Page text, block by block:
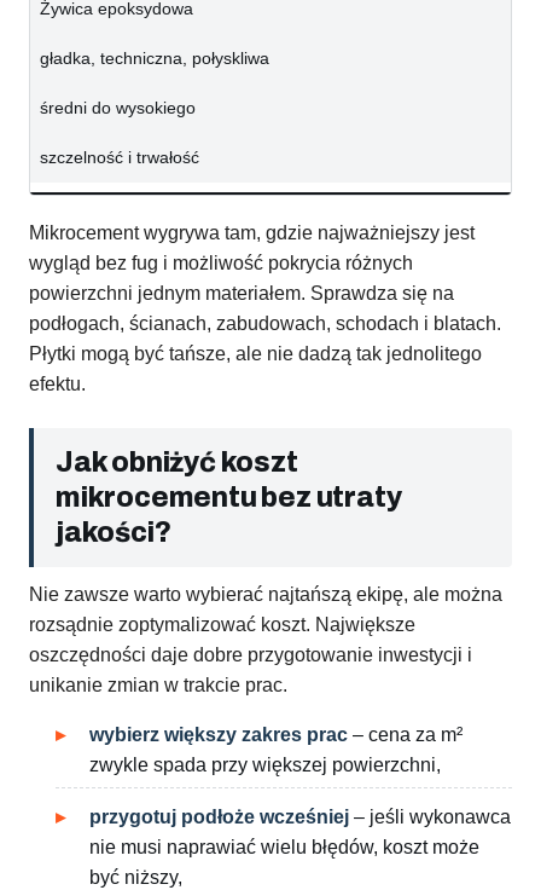
Żywica epoksydowa
gładka, techniczna, połyskliwa
średni do wysokiego
szczelność i trwałość
Mikrocement wygrywa tam, gdzie najważniejszy jest
wygląd bez fug i możliwość pokrycia różnych
powierzchni jednym materiałem. Sprawdza się na
podłogach, ścianach, zabudowach, schodach i blatach.
Płytki mogą być tańsze, ale nie dadzą tak jednolitego
efektu.
Jak obniżyć koszt
mikrocementu bez utraty
jakości?
Nie zawsze warto wybierać najtańszą ekipę, ale można
rozsądnie zoptymalizować koszt. Największe
oszczędności daje dobre przygotowanie inwestycji i
unikanie zmian w trakcie prac.
wybierz większy zakres prac – cena za m²
zwykle spada przy większej powierzchni,
przygotuj podłoże wcześniej – jeśli wykonawca
nie musi naprawiać wielu błędów, koszt może
być niższy,